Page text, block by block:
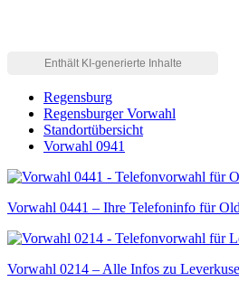
Regensburg
Regensburger Vorwahl
Standortübersicht
Vorwahl 0941
Vorwahl 0441 – Ihre Telefoninfo für
Vorwahl 0214 – Alle Infos zu